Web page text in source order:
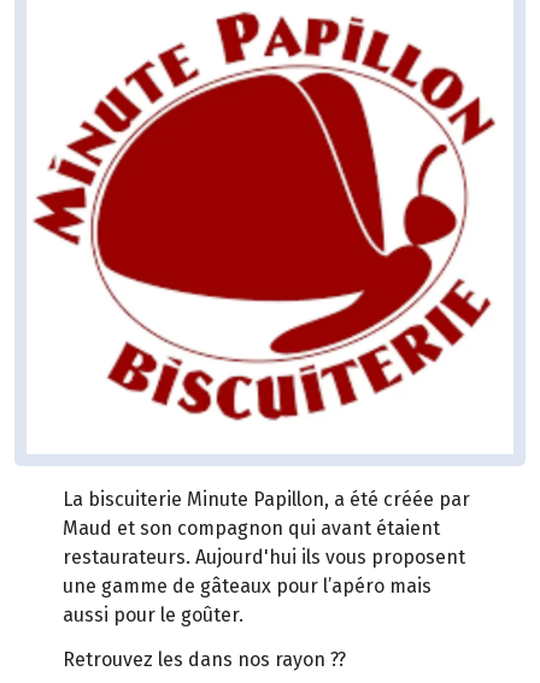
La biscuiterie Minute Papillon, a été créée par
Maud et son compagnon qui avant étaient
restaurateurs. Aujourd'hui ils vous proposent
une gamme de gâteaux pour l’apéro mais
aussi pour le goûter.
Retrouvez les dans nos rayon ??